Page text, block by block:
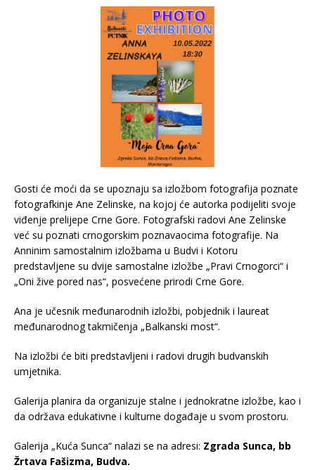
Gosti će moći da se upoznaju sa izložbom fotografija poznate
fotografkinje Ane Zelinske, na kojoj će autorka podijeliti svoje
viđenje prelijepe Crne Gore. Fotografski radovi Ane Zelinske
već su poznati crnogorskim poznavaocima fotografije. Na
Anninim samostalnim izložbama u Budvi i Kotoru
predstavljene su dvije samostalne izložbe „Pravi Crnogorci“ i
„Oni žive pored nas“, posvećene prirodi Crne Gore.
Ana je učesnik međunarodnih izložbi, pobjednik i laureat
međunarodnog takmičenja „Balkanski most“.
Na izložbi će biti predstavljeni i radovi drugih budvanskih
umjetnika.
Galerija planira da organizuje stalne i jednokratne izložbe, kao i
da održava edukativne i kulturne događaje u svom prostoru.
Galerija „Kuća Sunca“ nalazi se na adresi: Zgrada Sunca, bb
Žrtava Fašizma, Budva.